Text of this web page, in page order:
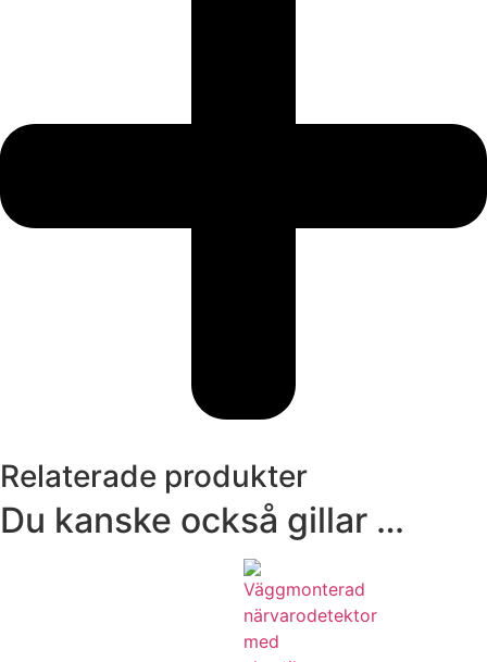
Relaterade produkter
Du kanske också gillar …